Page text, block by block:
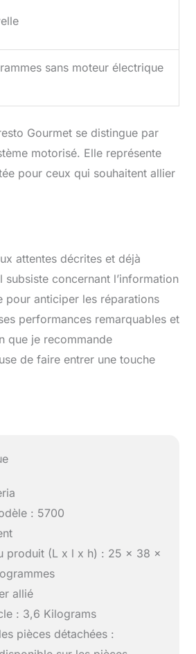
sans moteur électrique
Gourmet se distingue par
motorisé. Elle représente
pour ceux qui souhaitent allier
attentes décrites et déjà
concernant l’information
pour anticiper les réparations
performances remarquables et
que je recommande
de faire entrer une touche
: 5700
produit (L x l x h) : 25 x 38 x
allié
: 3,6 Kilograms
pièces détachées :